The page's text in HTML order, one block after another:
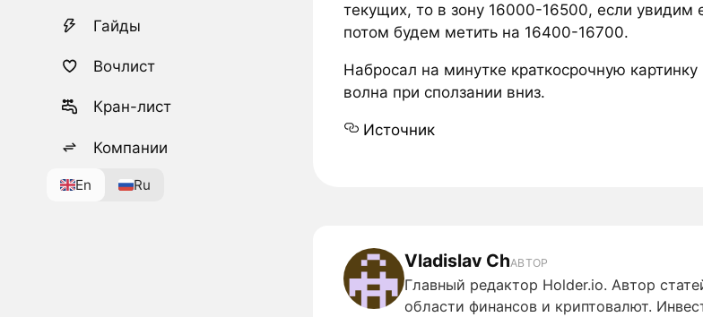
Гайды
Вочлист
Кран-лист
Компании
En Ru
текущих, то в зону 16000-16500, если увидим
потом будем метить на 16400-16700.
Набросал на минутке краткосрочную
волна при сползании вниз.
Источник
Vladislav ChАВТОР
Главный редактор Holder.io. Автор
области финансов и криптовалют.